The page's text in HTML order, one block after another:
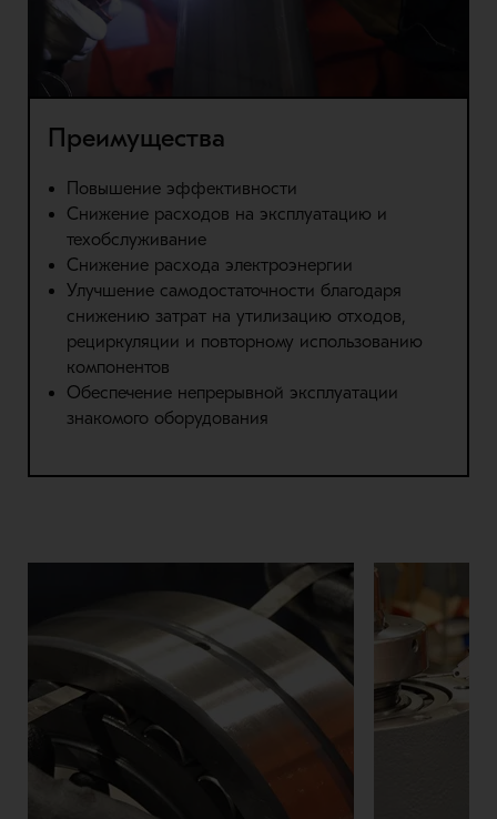
Преимущества
Повышение эффективности
Снижение расходов на эксплуатацию и
техобслуживание
Снижение расхода электроэнергии
Улучшение самодостаточности благодаря
снижению затрат на утилизацию отходов,
рециркуляции и повторному использованию
компонентов
Обеспечение непрерывной эксплуатации
знакомого оборудования